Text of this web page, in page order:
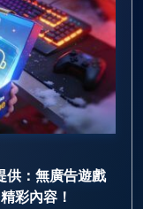
供：無廣告遊戲
彩內容！